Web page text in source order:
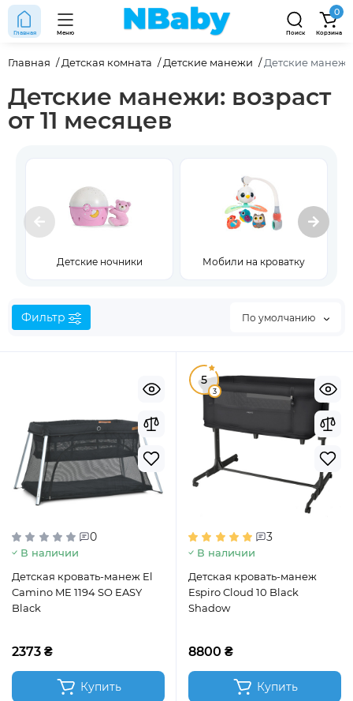
Главная Меню Поиск
0
Корзина
Главная Детская комната Детские манежи Детские
Детские манежи: возраст
от 11 месяцев
Детские ночники Мобили на кроватку
Фильтр По умолчанию
0
В наличии
Детская кровать-манеж El
Camino ME 1194 SO EASY
Black
2373 ₴
Купить
5
3
3
В наличии
Детская кровать-манеж
Espiro Cloud 10 Black
Shadow
8800 ₴
Купить